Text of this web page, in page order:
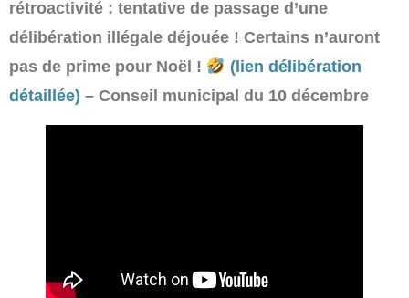
rétroactivité : tentative de passage d’une
délibération illégale déjouée ! Certains n’auront
pas de prime pour Noël !
(lien délibération
détaillée) – Conseil municipal du 10 décembre